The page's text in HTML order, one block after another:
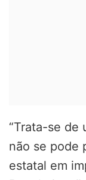
“Trata-se de
não se pode
estatal em